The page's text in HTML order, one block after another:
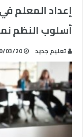
إعداد المعلم
أسلوب النظم
تعليم جديد 03/20